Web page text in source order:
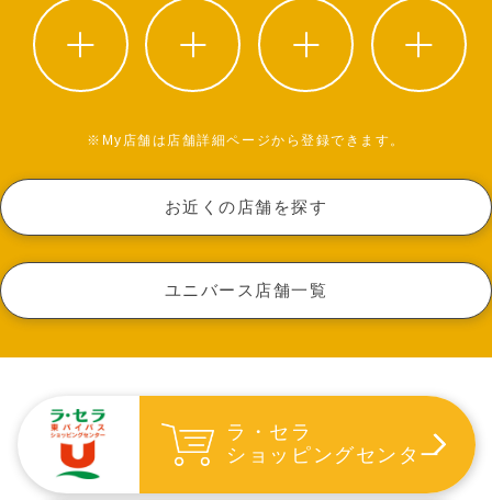
※My店舗は店舗詳細ページから登録できます。
お近くの店舗を探す
ユニバース店舗一覧
ラ・セラ
ショッピングセンター